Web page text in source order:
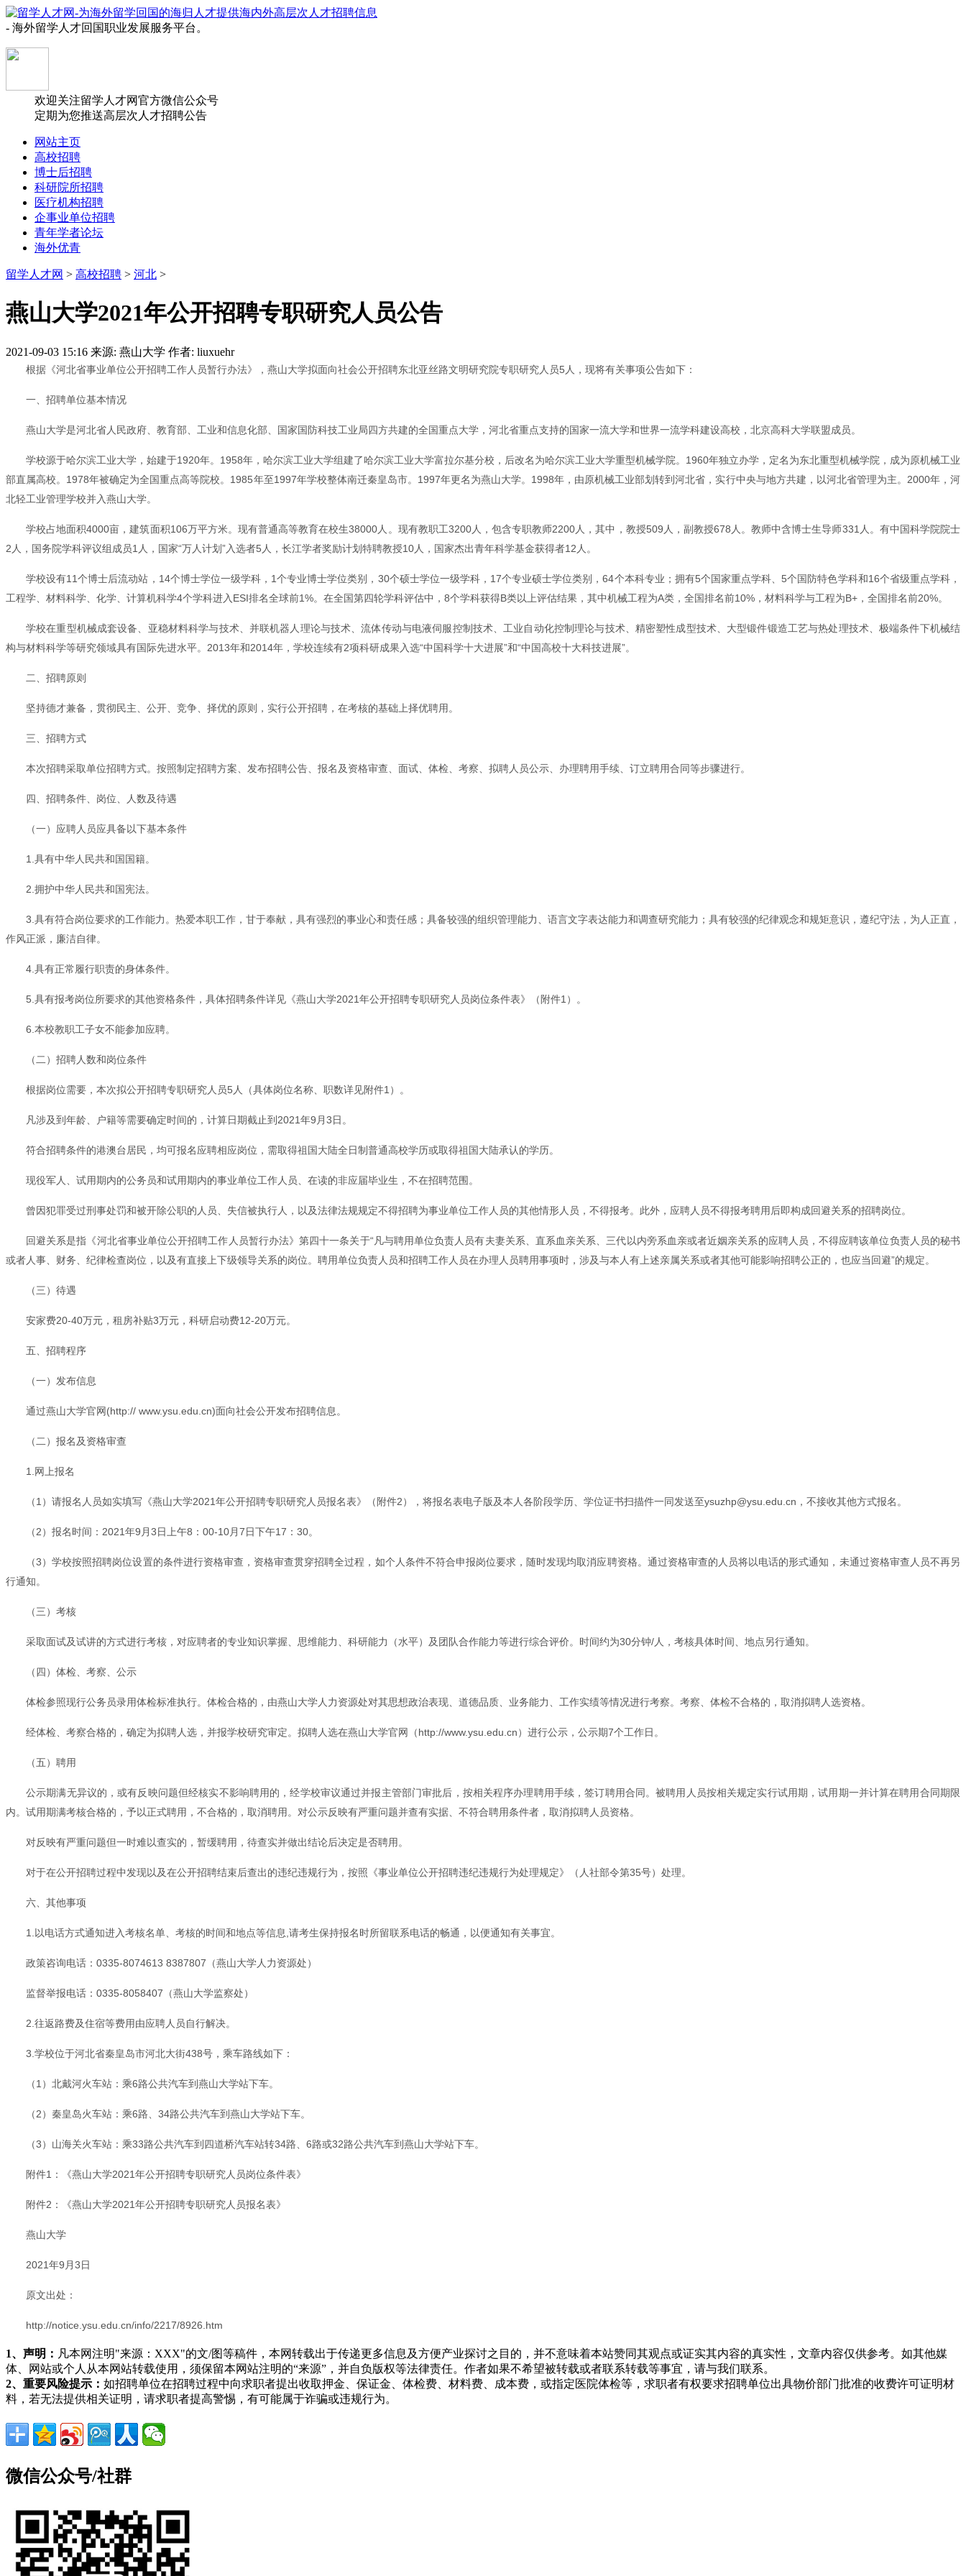
- 海外留学人才回国职业发展服务平台。
欢迎关注留学人才网官方微信公众号
定期为您推送高层次人才招聘公告
网站主页
高校招聘
博士后招聘
科研院所招聘
医疗机构招聘
企事业单位招聘
青年学者论坛
海外优青
留学人才网 > 高校招聘 > 河北 >
燕山大学2021年公开招聘专职研究人员公告
2021-09-03 15:16 来源: 燕山大学 作者: liuxuehr
根据《河北省事业单位公开招聘工作人员暂行办法》，燕山大学拟面向社会公开招聘东北亚丝路文明研究院专职研究人员5人，现将有关事项公告如下：
一、招聘单位基本情况
燕山大学是河北省人民政府、教育部、工业和信息化部、国家国防科技工业局四方共建的全国重点大学，河北省重点支持的国家一流大学和世界一流学科建设高校，北京高科大学联盟成员。
学校源于哈尔滨工业大学，始建于1920年。1958年，哈尔滨工业大学组建了哈尔滨工业大学富拉尔基分校，后改名为哈尔滨工业大学重型机械学院。1960年独立办学，定名为东北重型机械学院，成为原机械工业
部直属高校。1978年被确定为全国重点高等院校。1985年至1997年学校整体南迁秦皇岛市。1997年更名为燕山大学。1998年，由原机械工业部划转到河北省，实行中央与地方共建，以河北省管理为主。2000年，河
北轻工业管理学校并入燕山大学。
学校占地面积4000亩，建筑面积106万平方米。现有普通高等教育在校生38000人。现有教职工3200人，包含专职教师2200人，其中，教授509人，副教授678人。教师中含博士生导师331人。有中国科学院院士
2人，国务院学科评议组成员1人，国家“万人计划”入选者5人，长江学者奖励计划特聘教授10人，国家杰出青年科学基金获得者12人。
学校设有11个博士后流动站，14个博士学位一级学科，1个专业博士学位类别，30个硕士学位一级学科，17个专业硕士学位类别，64个本科专业；拥有5个国家重点学科、5个国防特色学科和16个省级重点学科，
工程学、材料科学、化学、计算机科学4个学科进入ESI排名全球前1%。在全国第四轮学科评估中，8个学科获得B类以上评估结果，其中机械工程为A类，全国排名前10%，材料科学与工程为B+，全国排名前20%。
学校在重型机械成套设备、亚稳材料科学与技术、并联机器人理论与技术、流体传动与电液伺服控制技术、工业自动化控制理论与技术、精密塑性成型技术、大型锻件锻造工艺与热处理技术、极端条件下机械结
构与材料科学等研究领域具有国际先进水平。2013年和2014年，学校连续有2项科研成果入选“中国科学十大进展”和“中国高校十大科技进展”。
二、招聘原则
坚持德才兼备，贯彻民主、公开、竞争、择优的原则，实行公开招聘，在考核的基础上择优聘用。
三、招聘方式
本次招聘采取单位招聘方式。按照制定招聘方案、发布招聘公告、报名及资格审查、面试、体检、考察、拟聘人员公示、办理聘用手续、订立聘用合同等步骤进行。
四、招聘条件、岗位、人数及待遇
（一）应聘人员应具备以下基本条件
1.具有中华人民共和国国籍。
2.拥护中华人民共和国宪法。
3.具有符合岗位要求的工作能力。热爱本职工作，甘于奉献，具有强烈的事业心和责任感；具备较强的组织管理能力、语言文字表达能力和调查研究能力；具有较强的纪律观念和规矩意识，遵纪守法，为人正直，
作风正派，廉洁自律。
4.具有正常履行职责的身体条件。
5.具有报考岗位所要求的其他资格条件，具体招聘条件详见《燕山大学2021年公开招聘专职研究人员岗位条件表》（附件1）。
6.本校教职工子女不能参加应聘。
（二）招聘人数和岗位条件
根据岗位需要，本次拟公开招聘专职研究人员5人（具体岗位名称、职数详见附件1）。
凡涉及到年龄、户籍等需要确定时间的，计算日期截止到2021年9月3日。
符合招聘条件的港澳台居民，均可报名应聘相应岗位，需取得祖国大陆全日制普通高校学历或取得祖国大陆承认的学历。
现役军人、试用期内的公务员和试用期内的事业单位工作人员、在读的非应届毕业生，不在招聘范围。
曾因犯罪受过刑事处罚和被开除公职的人员、失信被执行人，以及法律法规规定不得招聘为事业单位工作人员的其他情形人员，不得报考。此外，应聘人员不得报考聘用后即构成回避关系的招聘岗位。
回避关系是指《河北省事业单位公开招聘工作人员暂行办法》第四十一条关于“凡与聘用单位负责人员有夫妻关系、直系血亲关系、三代以内旁系血亲或者近姻亲关系的应聘人员，不得应聘该单位负责人员的秘书
或者人事、财务、纪律检查岗位，以及有直接上下级领导关系的岗位。聘用单位负责人员和招聘工作人员在办理人员聘用事项时，涉及与本人有上述亲属关系或者其他可能影响招聘公正的，也应当回避”的规定。
（三）待遇
安家费20-40万元，租房补贴3万元，科研启动费12-20万元。
五、招聘程序
（一）发布信息
通过燕山大学官网(http:// www.ysu.edu.cn)面向社会公开发布招聘信息。
（二）报名及资格审查
1.网上报名
（1）请报名人员如实填写《燕山大学2021年公开招聘专职研究人员报名表》（附件2），将报名表电子版及本人各阶段学历、学位证书扫描件一同发送至ysuzhp@ysu.edu.cn，不接收其他方式报名。
（2）报名时间：2021年9月3日上午8：00-10月7日下午17：30。
（3）学校按照招聘岗位设置的条件进行资格审查，资格审查贯穿招聘全过程，如个人条件不符合申报岗位要求，随时发现均取消应聘资格。通过资格审查的人员将以电话的形式通知，未通过资格审查人员不再另
行通知。
（三）考核
采取面试及试讲的方式进行考核，对应聘者的专业知识掌握、思维能力、科研能力（水平）及团队合作能力等进行综合评价。时间约为30分钟/人，考核具体时间、地点另行通知。
（四）体检、考察、公示
体检参照现行公务员录用体检标准执行。体检合格的，由燕山大学人力资源处对其思想政治表现、道德品质、业务能力、工作实绩等情况进行考察。考察、体检不合格的，取消拟聘人选资格。
经体检、考察合格的，确定为拟聘人选，并报学校研究审定。拟聘人选在燕山大学官网（http://www.ysu.edu.cn）进行公示，公示期7个工作日。
（五）聘用
公示期满无异议的，或有反映问题但经核实不影响聘用的，经学校审议通过并报主管部门审批后，按相关程序办理聘用手续，签订聘用合同。被聘用人员按相关规定实行试用期，试用期一并计算在聘用合同期限
内。试用期满考核合格的，予以正式聘用，不合格的，取消聘用。对公示反映有严重问题并查有实据、不符合聘用条件者，取消拟聘人员资格。
对反映有严重问题但一时难以查实的，暂缓聘用，待查实并做出结论后决定是否聘用。
对于在公开招聘过程中发现以及在公开招聘结束后查出的违纪违规行为，按照《事业单位公开招聘违纪违规行为处理规定》（人社部令第35号）处理。
六、其他事项
1.以电话方式通知进入考核名单、考核的时间和地点等信息,请考生保持报名时所留联系电话的畅通，以便通知有关事宜。
政策咨询电话：0335-8074613 8387807（燕山大学人力资源处）
监督举报电话：0335-8058407（燕山大学监察处）
2.往返路费及住宿等费用由应聘人员自行解决。
3.学校位于河北省秦皇岛市河北大街438号，乘车路线如下：
（1）北戴河火车站：乘6路公共汽车到燕山大学站下车。
（2）秦皇岛火车站：乘6路、34路公共汽车到燕山大学站下车。
（3）山海关火车站：乘33路公共汽车到四道桥汽车站转34路、6路或32路公共汽车到燕山大学站下车。
附件1：《燕山大学2021年公开招聘专职研究人员岗位条件表》
附件2：《燕山大学2021年公开招聘专职研究人员报名表》
燕山大学
2021年9月3日
原文出处：
http://notice.ysu.edu.cn/info/2217/8926.htm
1、声明： 凡本网注明"来源：XXX"的文/图等稿件，本网转载出于传递更多信息及方便产业探讨之目的，并不意味着本站赞同其观点或证实其内容的真实性，文章内容仅供参考。如其他媒
体、网站或个人从本网站转载使用，须保留本网站注明的“来源”，并自负版权等法律责任。作者如果不希望被转载或者联系转载等事宜，请与我们联系。
2、重要风险提示： 如招聘单位在招聘过程中向求职者提出收取押金、保证金、体检费、材料费、成本费，或指定医院体检等，求职者有权要求招聘单位出具物价部门批准的收费许可证明材
料，若无法提供相关证明，请求职者提高警惕，有可能属于诈骗或违规行为。
微信公众号/社群